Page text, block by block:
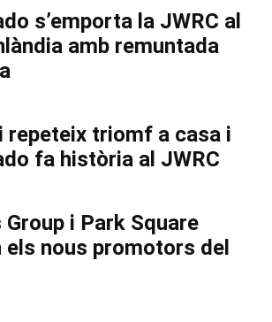
s’emporta la JWRC al
amb remuntada
repeteix triomf a casa i
fa història al JWRC
i Park Square
els nous promotors del